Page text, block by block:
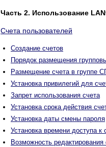
Часть 2. Использование
Счета пользователей
Создание счетов
Порядок размещения
Размещение счета в группе
Установка привилегий для
Запрет использования счета
Установка срока действия
Установка даты смены пароля
Установка времени доступа к
Возможность редактирования